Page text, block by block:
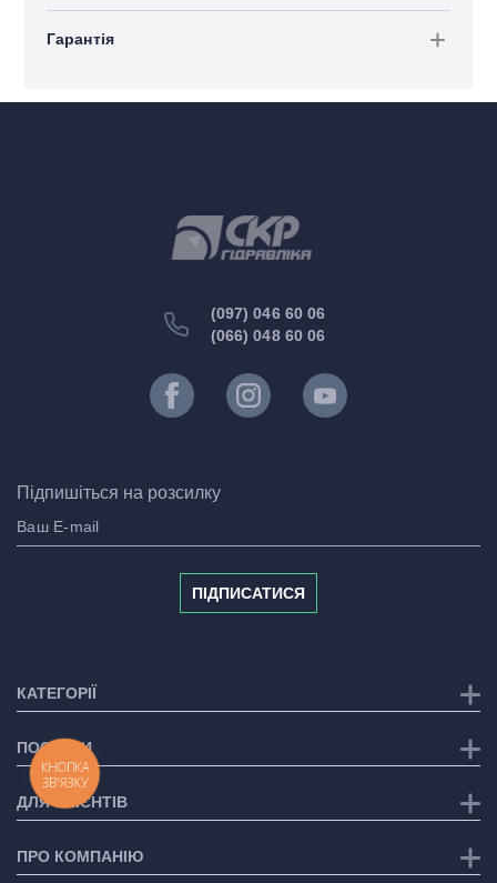
Гарантія
(097) 046 60 06
(066) 048 60 06
Підпишіться на розсилку
ПІДПИСАТИСЯ
КАТЕГОРІЇ
ПОСЛУГИ
ДЛЯ КЛІЄНТІВ
ПРО КОМПАНІЮ
КНОПКА
ЗВ'ЯЗКУ